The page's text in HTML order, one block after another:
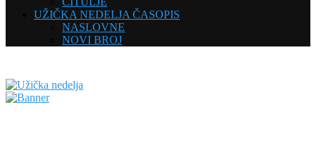
UŽIČKA NEDELJA ČASOPIS
NASLOVNE
NOVI BROJ